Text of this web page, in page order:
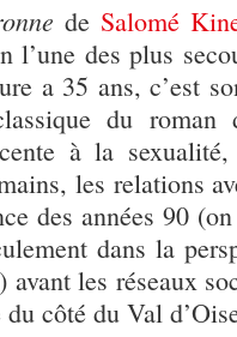
de Salomé
l’une des plus
a 35 ans, c’est
du roman
à la
les relations
des années 90
dans la
avant les réseaux
côté du Val